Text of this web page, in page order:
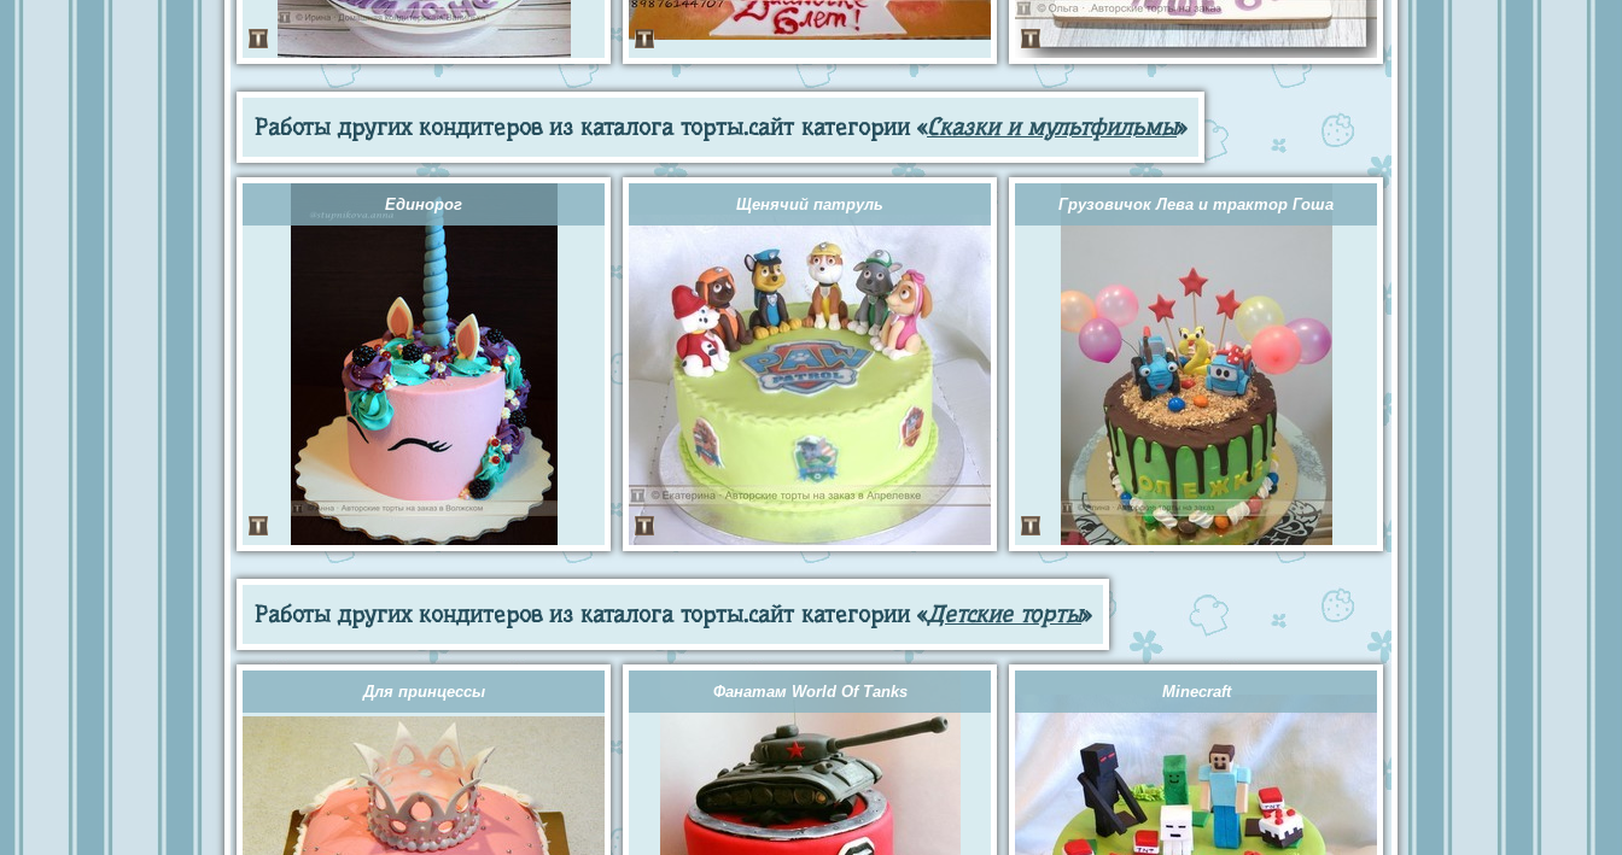
Работы других кондитеров из каталога торты.сайт категории «Сказки и мультфильмы»
Единорог Щенячий патруль Грузовичок Лева и трактор Гоша
Работы других кондитеров из каталога торты.сайт категории «Детские торты»
Для принцессы Фанатам World Of Tanks Minecraft